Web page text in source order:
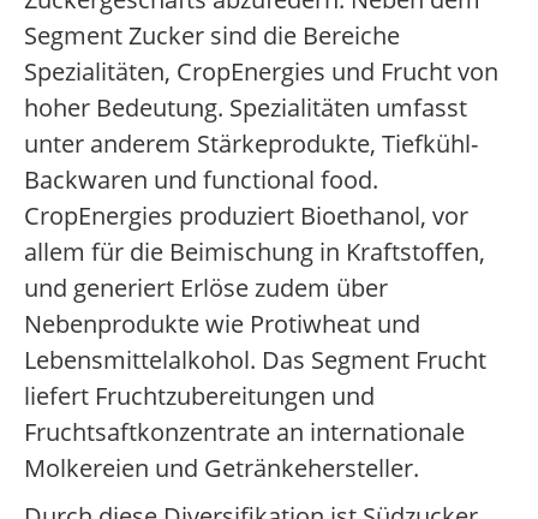
Segment Zucker sind die Bereiche
Spezialitäten, CropEnergies und Frucht von
hoher Bedeutung. Spezialitäten umfasst
unter anderem Stärkeprodukte, Tiefkühl-
Backwaren und functional food.
CropEnergies produziert Bioethanol, vor
allem für die Beimischung in Kraftstoffen,
und generiert Erlöse zudem über
Nebenprodukte wie Protiwheat und
Lebensmittelalkohol. Das Segment Frucht
liefert Fruchtzubereitungen und
Fruchtsaftkonzentrate an internationale
Molkereien und Getränkehersteller.